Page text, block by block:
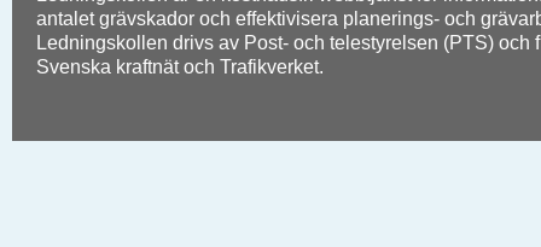
antalet grävskador och effektivisera planerings- och
Ledningskollen drivs av Post- och telestyrelsen (PTS) och
Svenska kraftnät och Trafikverket.